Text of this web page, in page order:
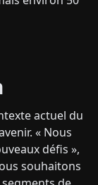
actuel du
« Nous
défis »,
souhaitons